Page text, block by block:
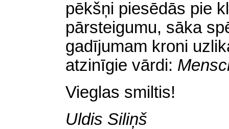
pēkšņi piesēdās pie
pārsteigumu, sāka
gadījumam kroni
atzinīgie vārdi:
Vieglas smiltis!
Uldis Siliņš